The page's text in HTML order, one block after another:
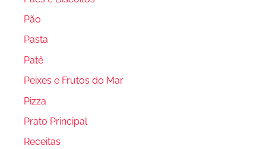
Pão
Pasta
Patê
Peixes e Frutos do Mar
Pizza
Prato Principal
Receitas